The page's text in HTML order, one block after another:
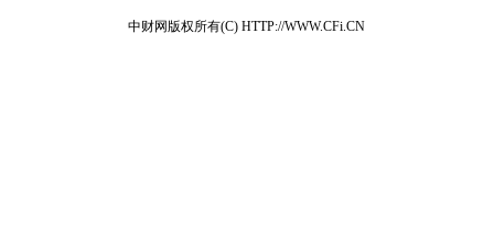
中财网版权所有(C) HTTP://WWW.CFi.CN